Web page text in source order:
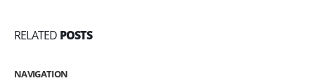
RELATED POSTS
NAVIGATION